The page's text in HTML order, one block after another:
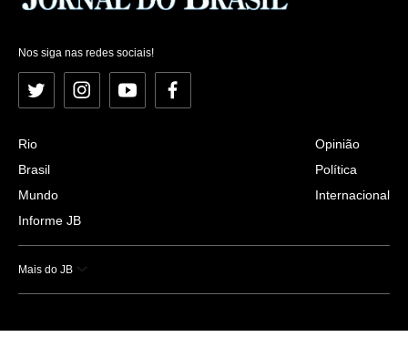
Nos siga nas redes sociais!
Twitter InstagramYouTubeFacebook
Rio
Brasil
Mundo
Informe JB
Opinião
Política
Internacional
Mais do JB
Esportes